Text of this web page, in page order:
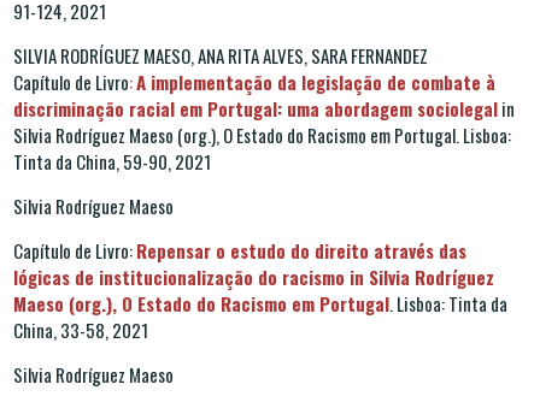
91-124, 2021
SILVIA RODRÍGUEZ MAESO, ANA RITA ALVES, SARA FERNANDEZ
Capítulo de Livro:A implementação da legislação de combate à
discriminação racial em Portugal: uma abordagem sociolegalin
Silvia Rodríguez Maeso (org.), O Estado do Racismo em Portugal. Lisboa:
Tinta da China, 59-90, 2021
Silvia Rodríguez Maeso
Capítulo de Livro:Repensar o estudo do direito através das
lógicas de institucionalização do racismo in Silvia Rodríguez
Maeso (org.), O Estado do Racismo em Portugal. Lisboa: Tinta da
China, 33-58, 2021
Silvia Rodríguez Maeso